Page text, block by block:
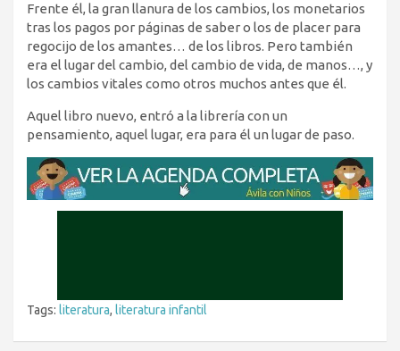
Frente él, la gran llanura de los cambios, los monetarios
tras los pagos por páginas de saber o los de placer para
regocijo de los amantes… de los libros. Pero también
era el lugar del cambio, del cambio de vida, de manos…, y
los cambios vitales como otros muchos antes que él.
Aquel libro nuevo, entró a la librería con un
pensamiento, aquel lugar, era para él un lugar de paso.
Tags: literatura, literatura infantil